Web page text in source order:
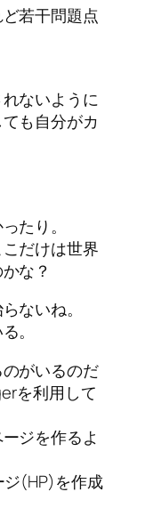
若干問題点
ないように
も自分がカ
たり。
だけは世界
な？
ないね。
。
がいるのだ
を利用して
ジを作るよ
ジ(HP)を作成